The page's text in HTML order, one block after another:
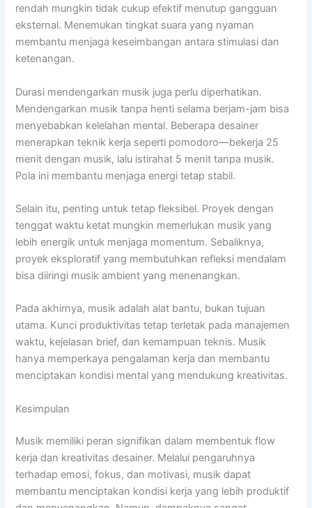
rendah mungkin tidak cukup efektif menutup gangguan
eksternal. Menemukan tingkat suara yang nyaman
membantu menjaga keseimbangan antara stimulasi dan
ketenangan.
Durasi mendengarkan musik juga perlu diperhatikan.
Mendengarkan musik tanpa henti selama berjam-jam bisa
menyebabkan kelelahan mental. Beberapa desainer
menerapkan teknik kerja seperti pomodoro—bekerja 25
menit dengan musik, lalu istirahat 5 menit tanpa musik.
Pola ini membantu menjaga energi tetap stabil.
Selain itu, penting untuk tetap fleksibel. Proyek dengan
tenggat waktu ketat mungkin memerlukan musik yang
lebih energik untuk menjaga momentum. Sebaliknya,
proyek eksploratif yang membutuhkan refleksi mendalam
bisa diiringi musik ambient yang menenangkan.
Pada akhirnya, musik adalah alat bantu, bukan tujuan
utama. Kunci produktivitas tetap terletak pada manajemen
waktu, kejelasan brief, dan kemampuan teknis. Musik
hanya memperkaya pengalaman kerja dan membantu
menciptakan kondisi mental yang mendukung kreativitas.
Kesimpulan
Musik memiliki peran signifikan dalam membentuk flow
kerja dan kreativitas desainer. Melalui pengaruhnya
terhadap emosi, fokus, dan motivasi, musik dapat
membantu menciptakan kondisi kerja yang lebih produktif